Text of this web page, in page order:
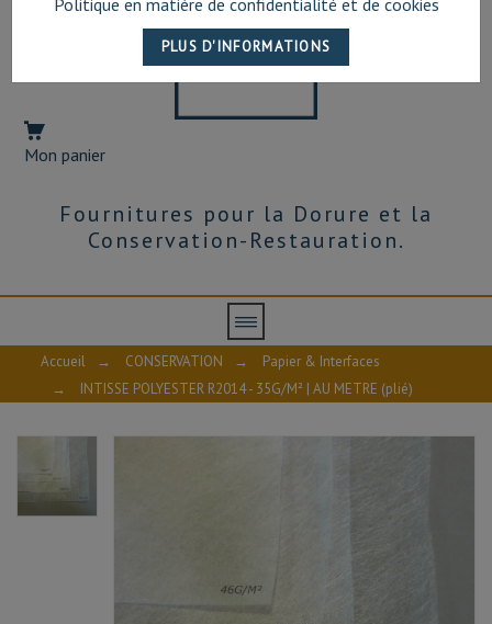
Mon panier
Fournitures pour la Dorure et la
Conservation-Restauration.
Politique en matière de confidentialité et de cookies
Accueil → CONSERVATION →
Papier & Interfaces
→
INTISSE POLYESTER R2014 - 35G/M² | AU METRE (plié)